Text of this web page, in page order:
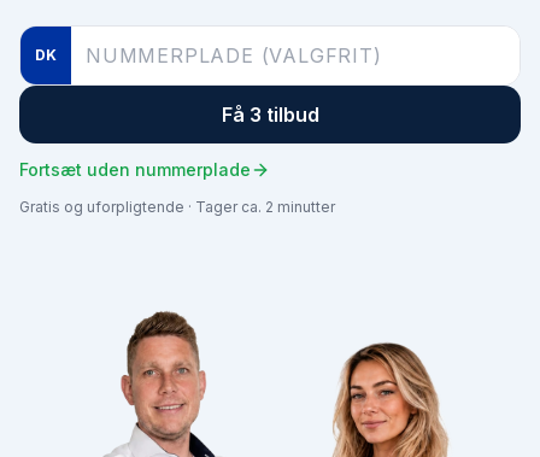
DK
Få 3 tilbud
Fortsæt uden nummerplade
Gratis og uforpligtende · Tager ca. 2 minutter